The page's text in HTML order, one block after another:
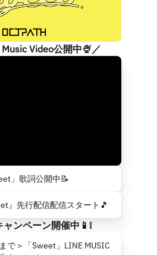
Video公開中🍨／
」歌詞公開中📝
』先行配信配信スタート🎵
ンペーン開催中📱❕
で＞「Sweet」LINE MUSIC